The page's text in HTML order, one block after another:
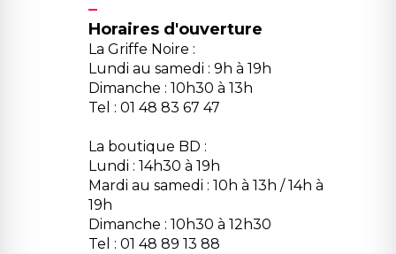
Horaires d'ouverture
La Griffe Noire :
Lundi au samedi : 9h à 19h
Dimanche : 10h30 à 13h
Tel : 01 48 83 67 47
La boutique BD :
Lundi : 14h30 à 19h
Mardi au samedi : 10h à 13h / 14h à
19h
Dimanche : 10h30 à 12h30
Tel : 01 48 89 13 88